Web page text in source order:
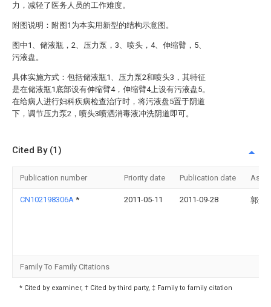
力，减轻了医务人员的工作难度。
附图说明：附图1为本实用新型的结构示意图。
图中1、储液瓶，2、压力泵，3、喷头，4、伸缩臂，5、
污液盘。
具体实施方式：包括储液瓶1、压力泵2和喷头3，其特征
是在储液瓶1底部设有伸缩臂4，伸缩臂4上设有污液盘5。
在给病人进行妇科疾病检查治疗时，将污液盘5置于阴道
下，调节压力泵2，喷头3喷洒消毒液冲洗阴道即可。
Cited By (1)
Publication number Priority date Publication date
CN102198306A * 2011-05-11 2011-09-28 郭景
Family To Family Citations
* Cited by examiner, † Cited by third party, ‡ Family to family citation